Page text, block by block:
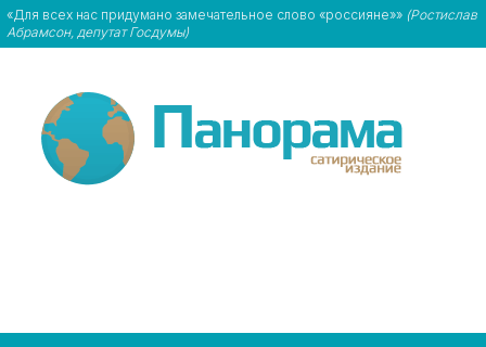
«Для всех нас придумано замечательное слово «россияне»» (Ростислав
Абрамсон, депутат Госдумы)